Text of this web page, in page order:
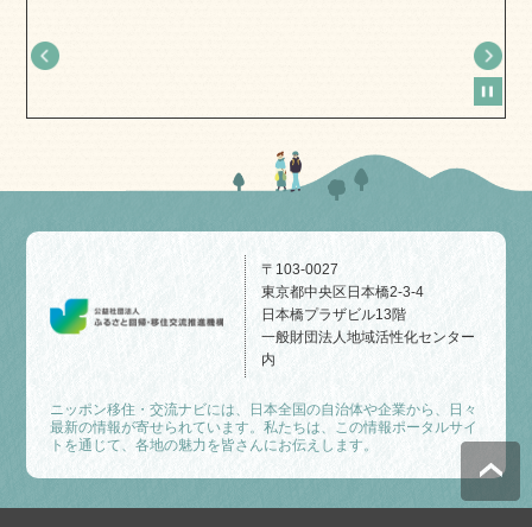
〒103-0027
東京都中央区日本橋2-3-4
日本橋プラザビル13階
一般財団法人地域活性化センター
内
ニッポン移住・交流ナビには、日本全国の自治体や企業から、日々
最新の情報が寄せられています。私たちは、この情報ポータルサイ
トを通じて、各地の魅力を皆さんにお伝えします。